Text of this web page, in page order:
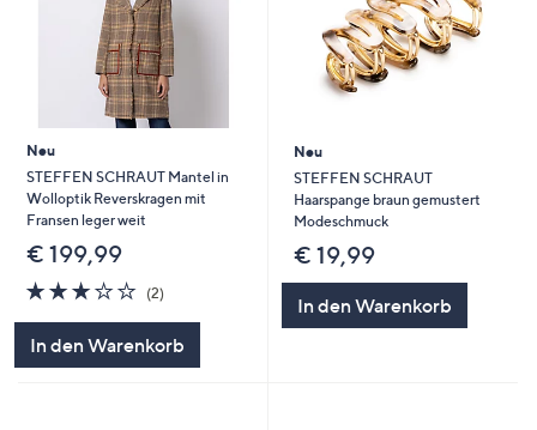
Neu
STEFFEN SCHRAUT Mantel in
Wolloptik Reverskragen mit
Fransen leger weit
€ 199,99
3.0
von
(2)2
In den Warenkorb
Neu
STEFFEN SCHRAUT
Haarspange braun gemustert
Modeschmuck
€ 19,99
In den Warenkorb